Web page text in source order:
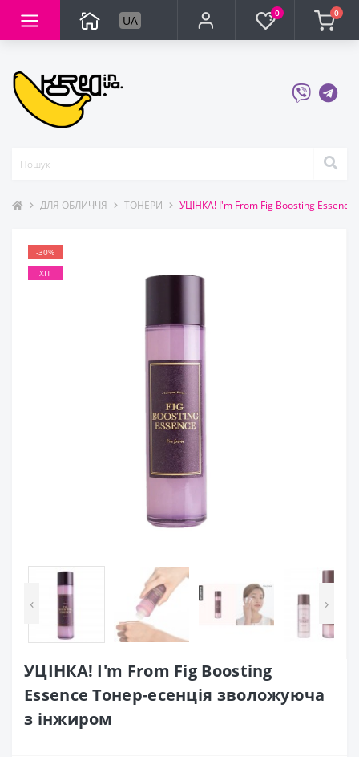
UA 0 0
ДЛЯ ОБЛИЧЧЯ ТОНЕРИ УЦІНКА! I'm From Fig Boosting
-30%
ХІТ
‹ ›
УЦІНКА! I'm From Fig Boosting
Essence Тонер-есенція зволожуюча
з інжиром